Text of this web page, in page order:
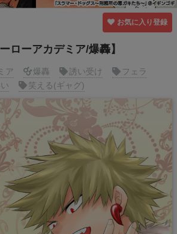
お気に入り登録
ローアカデミア/爆轟】
ア 爆轟 誘い受け
フェラ
笑える(ギャグ)